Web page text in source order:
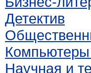
Детектив
Компьютеры
Научная и